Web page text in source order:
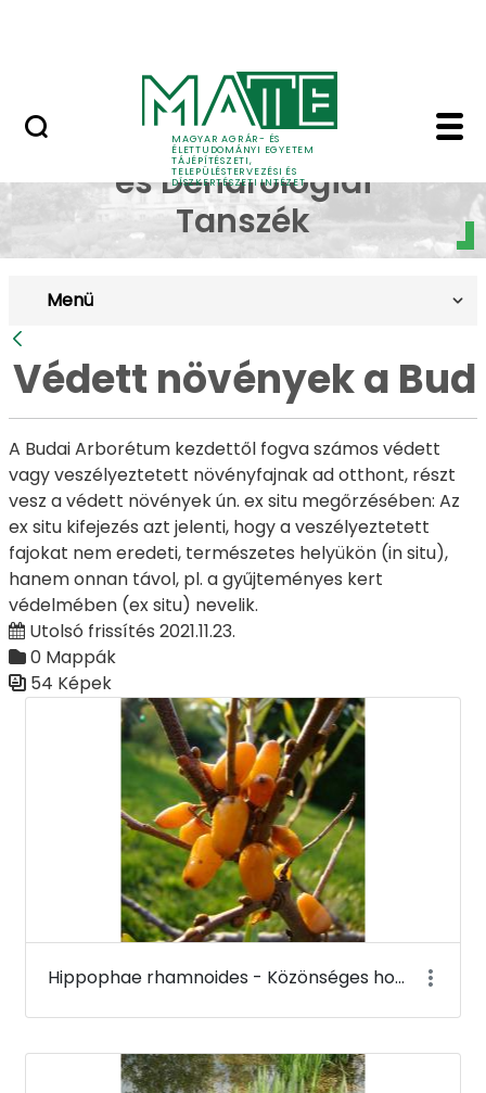
MAGYAR AGRÁR- ÉS
ÉLETTUDOMÁNYI EGYETEM
TÁJÉPÍTÉSZETI,
TELEPÜLÉSTERVEZÉSI ÉS
DÍSZKERTÉSZETI INTÉZET
Védett növények a
Dísznövénytermesztési
és Dendrológiai
Tanszék
Menü
Vissza
Védett növények a
A Budai Arborétum kezdettől fogva számos védett
vagy veszélyeztetett növényfajnak ad otthont, részt
vesz a védett növények ún. ex situ megőrzésében: Az
ex situ kifejezés azt jelenti, hogy a veszélyeztetett
fajokat nem eredeti, természetes helyükön (in situ),
hanem onnan távol, pl. a gyűjteményes kert
védelmében (ex situ) nevelik.
Utolsó frissítés 2021.11.23.
0 Mappák
54 Képek
Hippophae rhamnoides - Közönséges homoktövis (termése) - Budai Arborétum